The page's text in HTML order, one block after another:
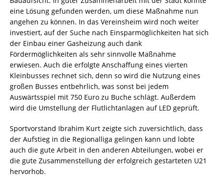
eine Lösung gefunden werden, um diese Maßnahme nun
angehen zu können. In das Vereinsheim wird noch weiter
investiert, auf der Suche nach Einsparmöglichkeiten hat sich
der Einbau einer Gasheizung auch dank
Fördermöglichkeiten als sehr sinnvolle Maßnahme
erwiesen. Auch die erfolgte Anschaffung eines vierten
Kleinbusses rechnet sich, denn so wird die Nutzung eines
großen Busses entbehrlich, was sonst bei jedem
Auswärtsspiel mit 750 Euro zu Buche schlägt. Außerdem
wird die Umstellung der Flutlichtanlagen auf LED geprüft.
Sportvorstand Ibrahim Kurt zeigte sich zuversichtlich, dass
der Aufstieg in die Regionalliga gelingen kann und lobte
auch die gute Arbeit in den anderen Abteilungen, wobei er
die gute Zusammenstellung der erfolgreich gestarteten U21
hervorhob.